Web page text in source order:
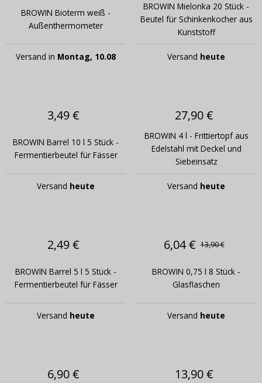
BROWIN Bioterm weiß -
Außenthermometer
Versand in Montag, 10.08
BROWIN Mielonka 20 Stück -
Beutel für Schinkenkocher aus
Kunststoff
Versand heute
3,49 €
BROWIN Barrel 10 l 5 Stück -
Fermentierbeutel für Fässer
Versand heute
27,90 €
BROWIN 4 l - Frittiertopf aus
Edelstahl mit Deckel und
Siebeinsatz
Versand heute
2,49 €
BROWIN Barrel 5 l 5 Stück -
Fermentierbeutel für Fässer
Versand heute
6,04 € 13,90 €
BROWIN 0,75 l 8 Stück -
Glasflaschen
Versand heute
6,90 € 13,90 €